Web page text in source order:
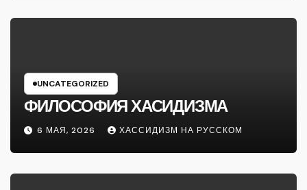
UNCATEGORIZED
ФИЛОСОФИЯ ХАСИДИЗМА
6 МАЯ, 2026 ХАССИДИЗМ НА РУССКОМ